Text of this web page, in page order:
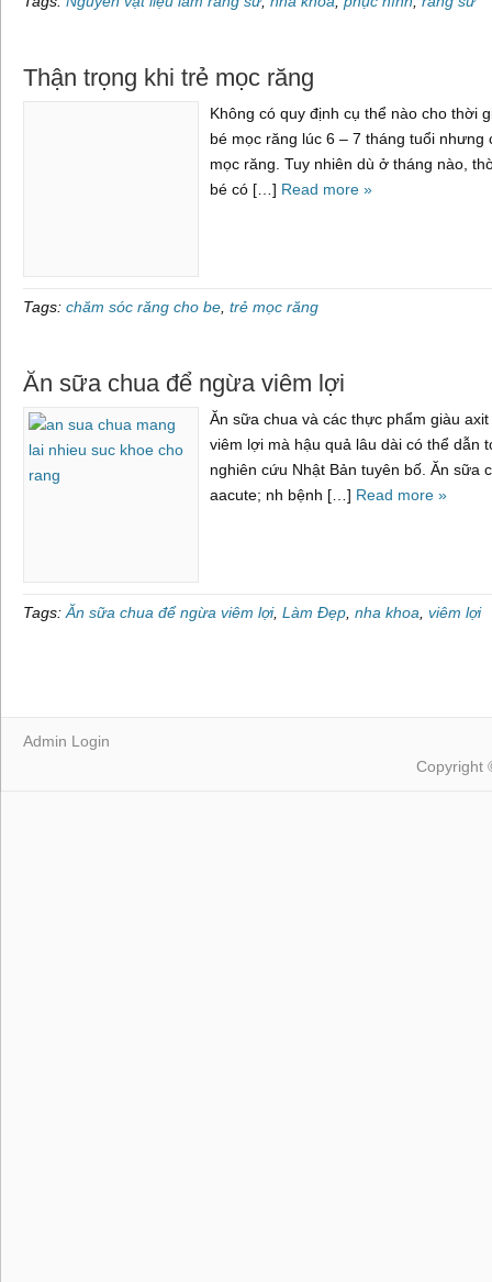
Thận trọng khi trẻ mọc răng
Không có quy định cụ thể nào cho thời
bé mọc răng lúc 6 – 7 tháng tuổi nhưng
mọc răng. Tuy nhiên dù ở tháng nào,
bé có […] Read more »
Tags: chăm sóc răng cho be trẻ mọc răng
Ăn sữa chua để ngừa viêm lợi
Ăn sữa chua và các thực phẩm giàu
viêm lợi mà hậu quả lâu dài có thể dẫn
nghiên cứu Nhật Bản tuyên bố. Ăn sữa
aacute; nh bệnh […] Read more »
Tags: Ăn sữa chua để ngừa viêm lợi, Làm Đẹp nha khoa viêm lợi
Admin Login
Copyright